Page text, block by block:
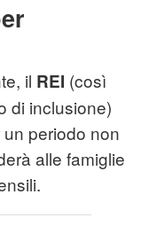
il REI (così
di inclusione)
periodo non
alle famiglie